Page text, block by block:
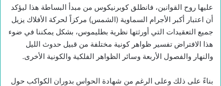
عليها روح القوانين، فانطلق كوبرنيكوس من مبدأ البساطة هذا ليؤكد
أن اعتبار أكبر الأجرام السماوية (الشمس) مركزاً لحركة الأفلاك يزيل
جميع التعقيدات التي أورثتها نظرية بطليموس، بشكل يمكننا في ضوء
هذا الافتراض تفسير ظواهر كونية مختلفة من قبيل حدوث الليل
والنهار والفصول الأربعة وسائر الظواهر الفلكية والكونية الأخرى.
بناءً على ذلك وعلى الرغم من شهادة الحواس بدوران الكواكب حول